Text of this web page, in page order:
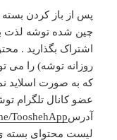
پس از باز کردن بسته
چین شده توشه لذت
اشتراک بگذارید .
روزانه توشه) را می
که به صورت اسلاید
عضو کانال تلگرام
آدرسTooshehApp
لیست محتوای بسته ی